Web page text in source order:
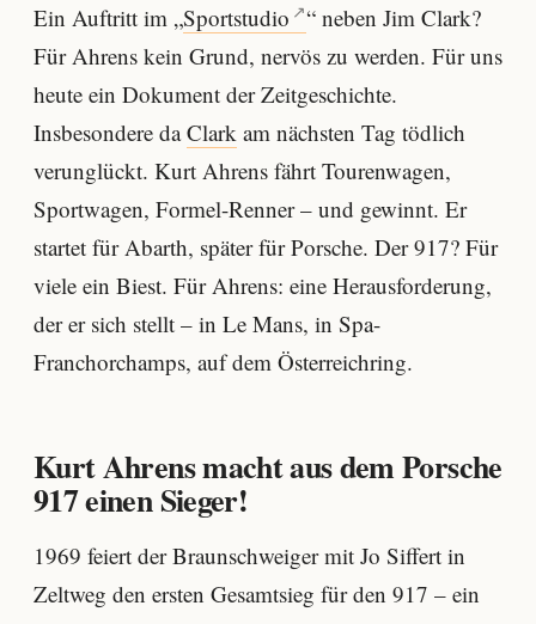
Ein Auftritt im „Sportstudio
“ neben Jim Clark?
Für Ahrens kein Grund, nervös zu werden. Für uns
heute ein Dokument der Zeitgeschichte.
Insbesondere daClark am nächsten Tag tödlich
verunglückt. Kurt Ahrens fährt Tourenwagen,
Sportwagen, Formel-Renner – und gewinnt. Er
startet für Abarth, später für Porsche. Der 917? Für
viele ein Biest. Für Ahrens: eine Herausforderung,
der er sich stellt – in Le Mans, in Spa-
Franchorchamps, auf dem Österreichring.
Kurt Ahrens macht aus dem Porsche
917 einen Sieger!
1969 feiert der Braunschweiger mit Jo Siffert in
Zeltweg den ersten Gesamtsieg für den 917 – ein